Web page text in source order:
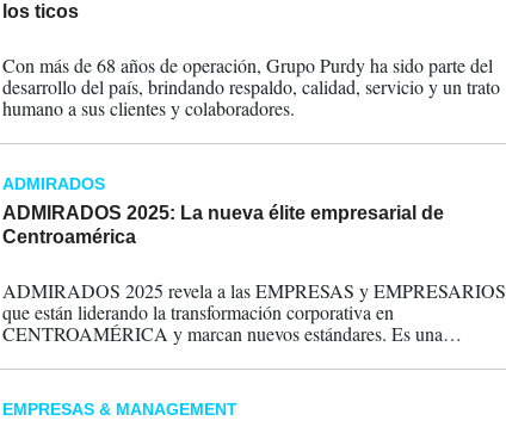
los ticos
Con más de 68 años de operación, Grupo Purdy ha sido parte del
desarrollo del país, brindando respaldo, calidad, servicio y un trato
humano a sus clientes y colaboradores.
ADMIRADOS
ADMIRADOS 2025: La nueva élite empresarial de
Centroamérica
ADMIRADOS 2025 revela a las EMPRESAS y EMPRESARIOS
que están liderando la transformación corporativa en
CENTROAMÉRICA y marcan nuevos estándares. Es una
completo en laedición impresa y digital de E&N.
EMPRESAS & MANAGEMENT